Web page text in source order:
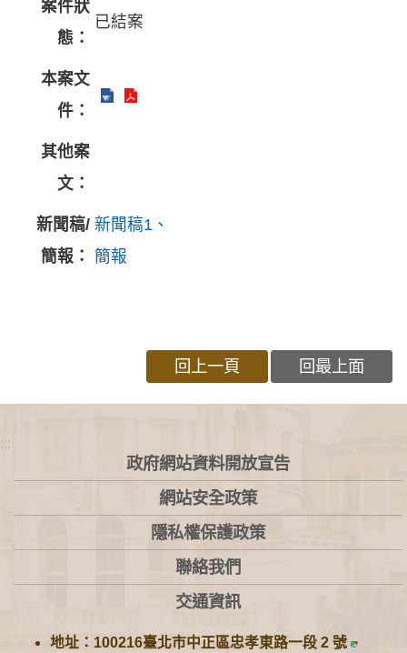
案件狀
態：
已結案
本案文
件：
其他案
文：
新聞稿/
簡報：
新聞稿1
簡報
回上一頁 回最上面
:::
政府網站資料開放宣告
網站安全政策
隱私權保護政策
聯絡我們
交通資訊
地址：100216臺北市中正區忠孝東路一段 2 號